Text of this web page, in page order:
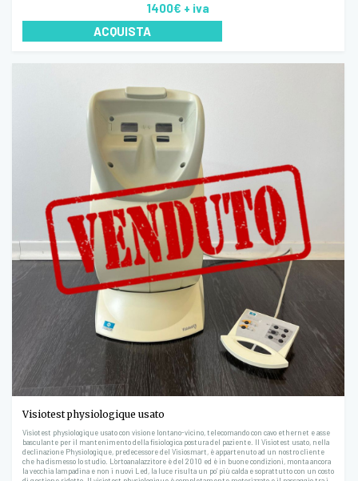
1400€ + iva
ACQUISTA
Visiotest physiologique usato
Visiotest physiologique usato con visione lontano-vicino, telecomando con cavo ethernet e asse
basculante per il mantenimento della fisiologica postura del paziente. Il Visiotest usato, nella
declinazione Physiologique, predecessore del Visiosmart, è appartenuto ad un nostro cliente
che ha dismesso lo studio. L’ortoanalazzitore è del 2010 ed è in buone condizioni, monta ancora
la vecchia lampadina e non i nuovi Led, la luce risulta un po’ più calda e soprattutto con un costo